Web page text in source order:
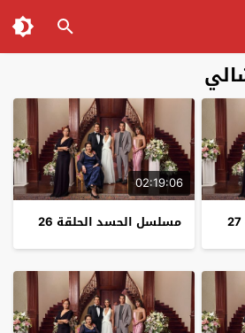
02:19:06
مسلسل الحسد الحلقة 26